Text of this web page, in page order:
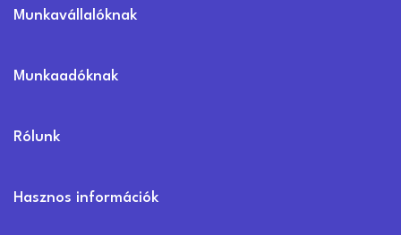
Munkavállalóknak
Munkaadóknak
Rólunk
Hasznos információk